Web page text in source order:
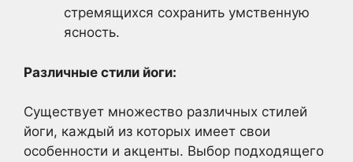
стремящихся сохранить умственную
ясность.
Различные стили йоги:
Существует множество различных стилей
йоги, каждый из которых имеет свои
особенности и акценты. Выбор подходящего